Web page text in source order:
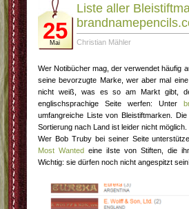
25
Mai
Liste aller
Christian Mähler
Wer Notibücher mag, der verwendet häufig
seine bevorzugte Marke, wer aber mal
nicht weiß, was es so am Markt gibt,
englischsprachige Seite werfen: Unter
umfangreiche Liste von Bleistiftmarken.
Sortierung nach Land ist leider nicht möglich.
Wer Bob Truby bei seiner Seite
Most Wanted eine iIste von Stiften, die
Wichtig: sie dürfen noch nicht angespitzt sein!